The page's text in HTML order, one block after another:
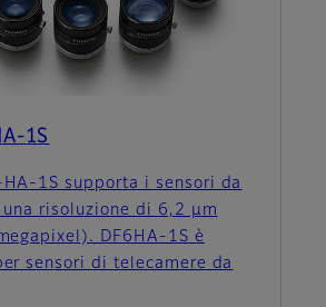
1S
HA-1S supporta i sensori da
risoluzione di 6,2 μm
DF6HA-1S è
sensori di telecamere da